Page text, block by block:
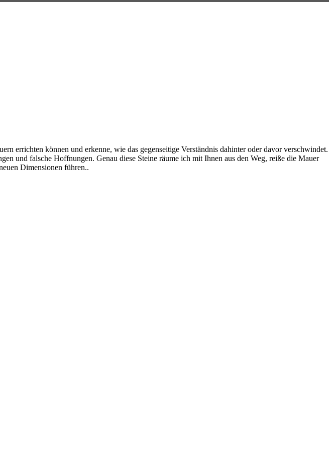
errichten können und erkenne, wie das gegenseitige Verständnis dahinter oder davor verschwindet.
und falsche Hoffnungen. Genau diese Steine räume ich mit Ihnen aus den Weg, reiße die Mauer
Dimensionen führen..